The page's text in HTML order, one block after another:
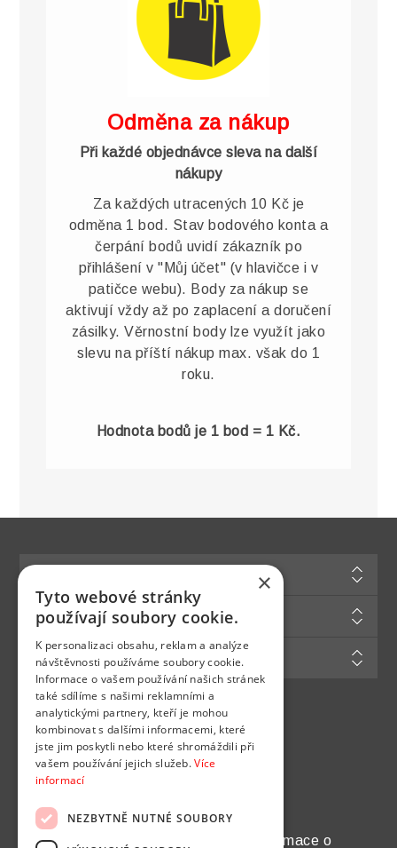
Odměna za nákup
Při každé objednávce sleva na další
nákupy
Za každých utracených 10 Kč je
odměna 1 bod. Stav bodového konta a
čerpání bodů uvidí zákazník po
přihlášení v "Můj účet" (v hlavičce i v
patičce webu). Body za nákup se
aktivují vždy až po zaplacení a doručení
zásilky. Věrnostní body lze využít jako
slevu na příští nákup max. však do 1
roku.
Hodnota bodů je 1 bod = 1 Kč.
Zákaznická podpora
Můj účet
Najdete nás na
Chcete pravidelně dostávat informace o
×
Tyto webové stránky
používají soubory cookie.
K personalizaci obsahu, reklam a analýze
návštěvnosti používáme soubory cookie.
Informace o vašem používání našich stránek
také sdílíme s našimi reklamními a
analytickými partnery, kteří je mohou
kombinovat s dalšími informacemi, které
jste jim poskytli nebo které shromáždili při
vašem používání jejich služeb.Více
informací
NEZBYTNĚ NUTNÉ SOUBORY